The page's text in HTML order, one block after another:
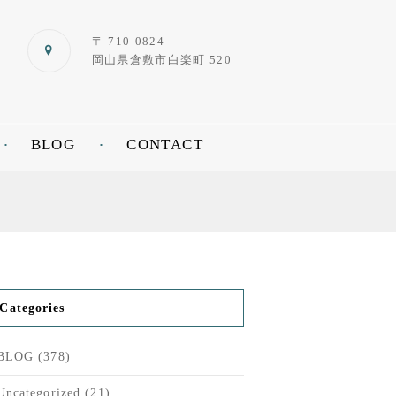
〒 710-0824
岡山県倉敷市白楽町 520
BLOG CONTACT
Categories
(378)
(21)